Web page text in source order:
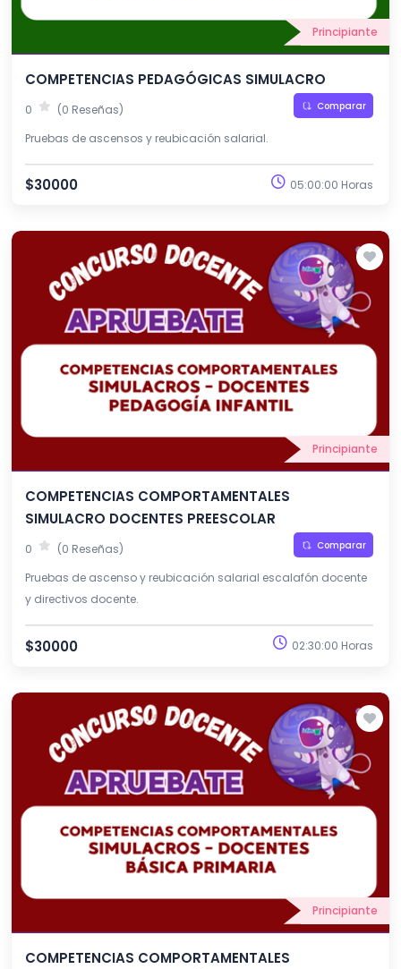
Principiante
COMPETENCIAS PEDAGÓGICAS SIMULACRO
0 (0 Reseñas) Comparar
Pruebas de ascensos y reubicación salarial.
$30000 05:00:00 Horas
Principiante
COMPETENCIAS COMPORTAMENTALES
SIMULACRO DOCENTES PREESCOLAR
0 (0 Reseñas) Comparar
Pruebas de ascenso y reubicación salarial escalafón docente
y directivos docente.
$30000 02:30:00 Horas
Principiante
COMPETENCIAS COMPORTAMENTALES